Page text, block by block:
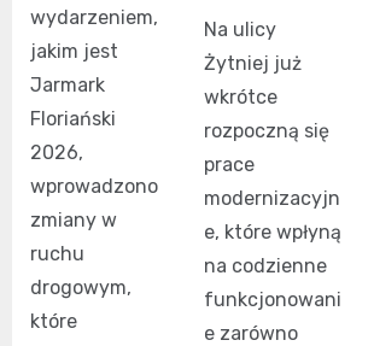
wydarzeniem,
jakim jest
Jarmark
Floriański
2026,
wprowadzono
zmiany w
ruchu
drogowym,
które
Na ulicy
Żytniej już
wkrótce
rozpoczną się
prace
modernizacyjn
e, które wpłyną
na codzienne
funkcjonowani
e zarówno